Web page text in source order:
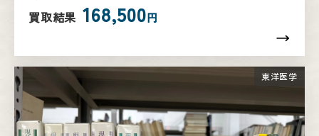
買取結果 168,500円
東洋医学